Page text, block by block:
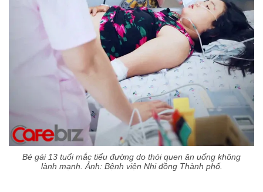
Bé gái 13 tuổi mắc tiểu đường do thói quen ăn uống không
lành mạnh. Ảnh: Bệnh viện Nhi đồng Thành phố.